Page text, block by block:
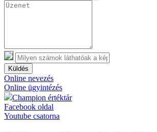
Küldés
Online nevezés
Online ügyintézés
Champion értéktár
Facebook oldal
Youtube csatorna